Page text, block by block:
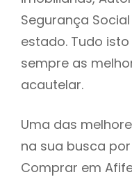
Segurança
estado. Tudo
sempre as
acautelar.
Uma das
na sua busca
Comprar em